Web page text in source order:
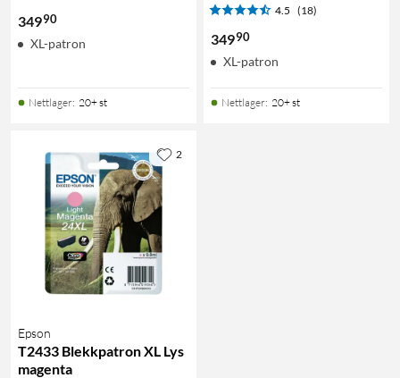
34990
XL-patron
Nettlager: 20+ st
4.5 (18)
34990
XL-patron
Nettlager: 20+ st
Epson
T2433 Blekkpatron XL Lys
magenta
2